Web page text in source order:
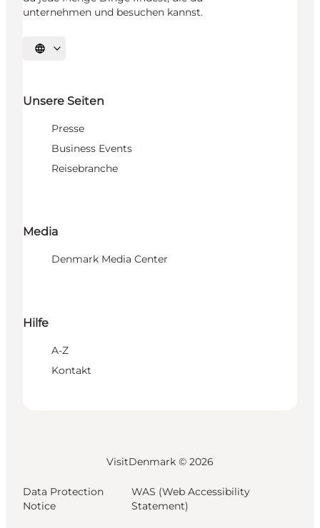
unternehmen und besuchen kannst.
Sprache auswählen
Unsere Seiten
Presse
Business Events
Reisebranche
Media
Denmark Media Center
Hilfe
A-Z
Kontakt
VisitDenmark © 2026
Data Protection
Notice
WAS (Web Accessibility
Statement)